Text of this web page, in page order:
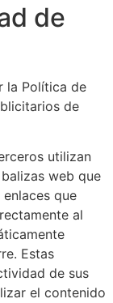
de
la Política de
de
utilizan
web que
que
al
Estas
de sus
el contenido